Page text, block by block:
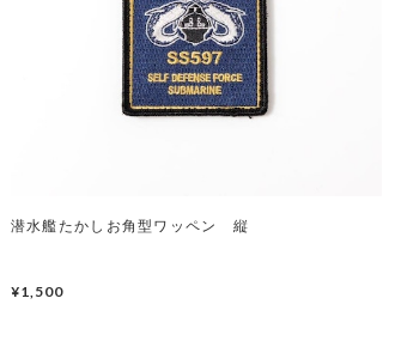
潜水艦たかしお角型ワッペン 縦
¥1,500